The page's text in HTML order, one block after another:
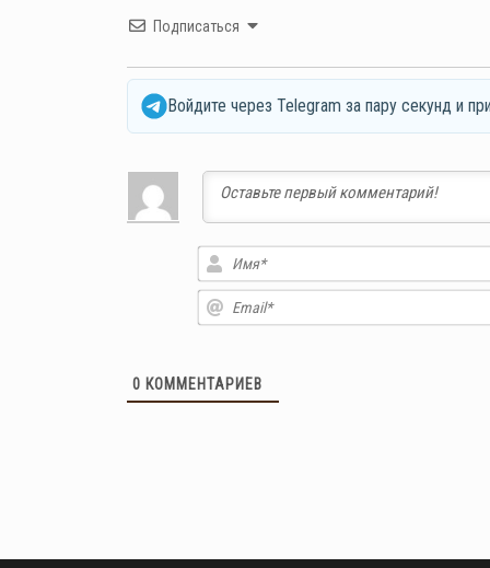
Подписаться
Войдите через Telegram за пару секунд и
0 КОММЕНТАРИЕВ